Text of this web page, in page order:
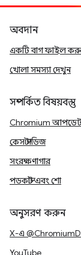
অবদান
একটি বাগ ফাইল
খোলা সমস্যা দেখুন
সম্পর্কিত বিষয়বস্তু
Chromium
কেস স্টাডিজ
সংরক্ষণাগার
পডকাস্ট এবং শো
অনুসরণ করুন
X-এ
YouTube